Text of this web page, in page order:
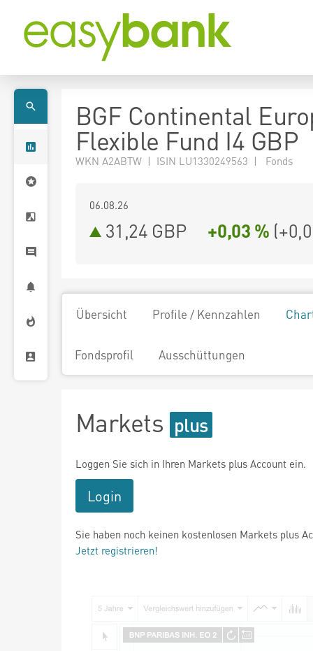
BGF Continental
Flexible Fund I4 GBP
WKN A2ABTW | ISIN LU1330249563 | Fonds
06.08.26
31,24 GBP +0,03 % (
Übersicht Profile / Kennzahlen
Fondsprofil Ausschüttungen
Markets
Loggen Sie sich in Ihren Markets plus Account ein.
Login
Sie haben noch keinen kostenlosen Markets plus
Jetzt registrieren!